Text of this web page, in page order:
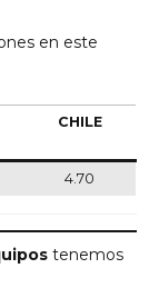
en este
CHILE
4.70
tenemos